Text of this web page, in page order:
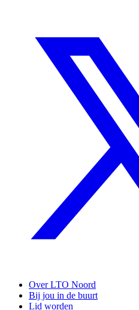
Over LTO Noord
Bij jou in de buurt
Lid worden